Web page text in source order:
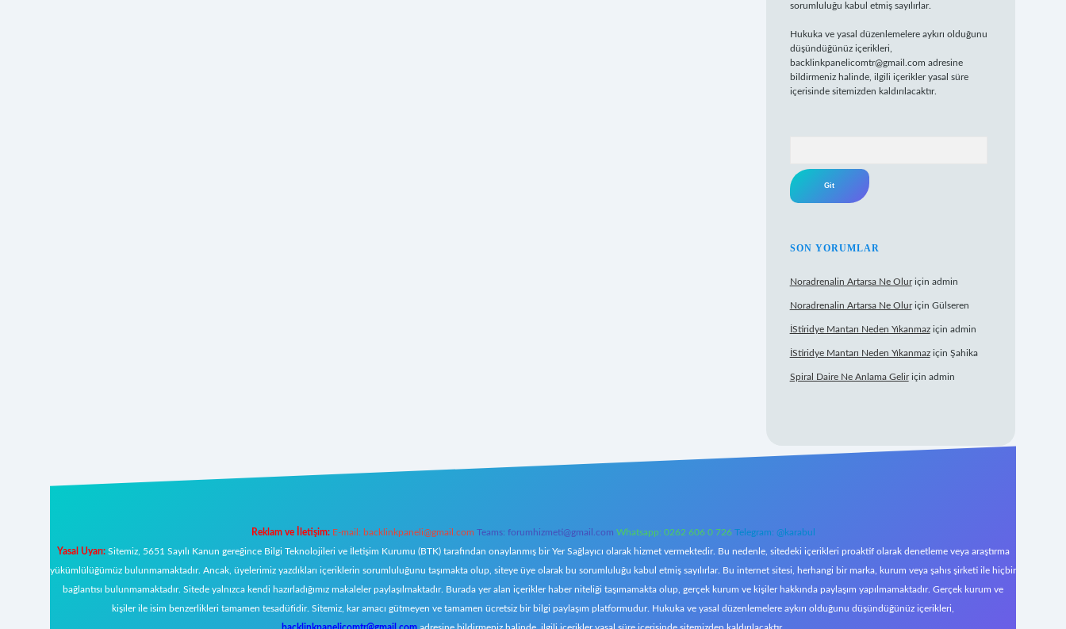
sorumluluğu kabul etmiş sayılırlar.
Hukuka ve yasal düzenlemelere aykırı olduğunu
düşündüğünüz içerikleri,
backlinkpanelicomtr@gmail.com adresine
bildirmeniz halinde, ilgili içerikler yasal süre
içerisinde sitemizden kaldırılacaktır.
SON YORUMLAR
Noradrenalin Artarsa Ne Oluriçin admin
Noradrenalin Artarsa Ne Oluriçin Gülseren
İStiridye Mantarı Neden Yıkanmaziçin admin
İStiridye Mantarı Neden Yıkanmaziçin Şahika
Spiral Daire Ne Anlama Geliriçin admin
Reklam ve İletişim: E-mail: backlinkpaneli@gmail.com Teams: forumhizmeti@gmail.com Whatsapp: 0262 606 0 726 Telegram: @karabul
Yasal Uyarı:Sitemiz, 5651 Sayılı Kanun gereğince Bilgi Teknolojileri ve İletişim Kurumu (BTK) tarafından onaylanmış bir Yer Sağlayıcı olarak hizmet vermektedir. Bu nedenle, sitedeki içerikleri proaktif olarak denetleme veya araştırma
yükümlülüğümüz bulunmamaktadır. Ancak, üyelerimiz yazdıkları içeriklerin sorumluluğunu taşımakta olup, siteye üye olarak bu sorumluluğu kabul etmiş sayılırlar. Bu internet sitesi, herhangi bir marka, kurum veya şahıs şirketi ile hiçbir
bağlantısı bulunmamaktadır. Sitede yalnızca kendi hazırladığımız makaleler paylaşılmaktadır. Burada yer alan içerikler haber niteliği taşımamakta olup, gerçek kurum ve kişiler hakkında paylaşım yapılmamaktadır. Gerçek kurum ve
kişiler ile isim benzerlikleri tamamen tesadüfidir. Sitemiz, kar amacı gütmeyen ve tamamen ücretsiz bir bilgi paylaşım platformudur. Hukuka ve yasal düzenlemelere aykırı olduğunu düşündüğünüz içerikleri,